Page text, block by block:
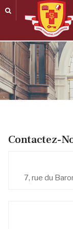
Contactez-
7, rue du
Panneau de gestion